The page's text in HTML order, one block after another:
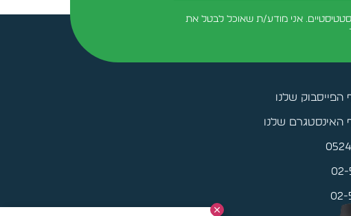
אני מודע/ת שאוכל לבטל את
הפייסבוק שלנו
האינסטגרם שלנו
02-
02-